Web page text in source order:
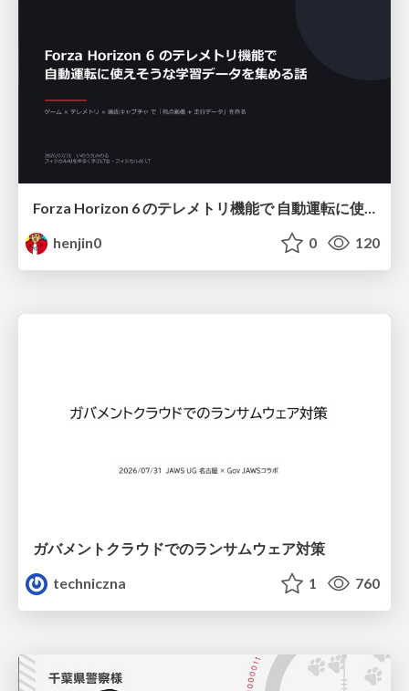
Forza Horizon 6 のテレメトリ機能で 自動運転に使えそうな学習データを集める話
henjin0
0 120
ガバメントクラウドでのランサムウェア対策
techniczna
1 760